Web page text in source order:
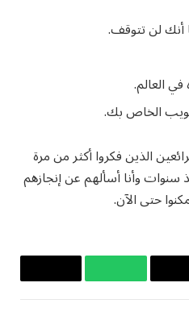
أنك لن تتوقف.
العالم.
الذين فكروا أكثر من مرة
سنوات وأنا أسألهم عن إنجازهم
حتى الآن.
البريد
واتساب
Copy